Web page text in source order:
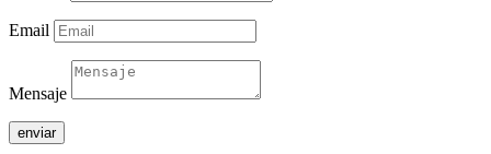
Email
Mensaje
enviar